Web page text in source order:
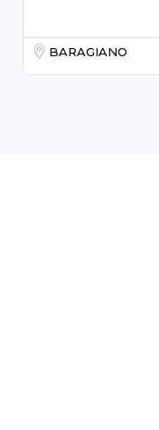
BARAGIANO